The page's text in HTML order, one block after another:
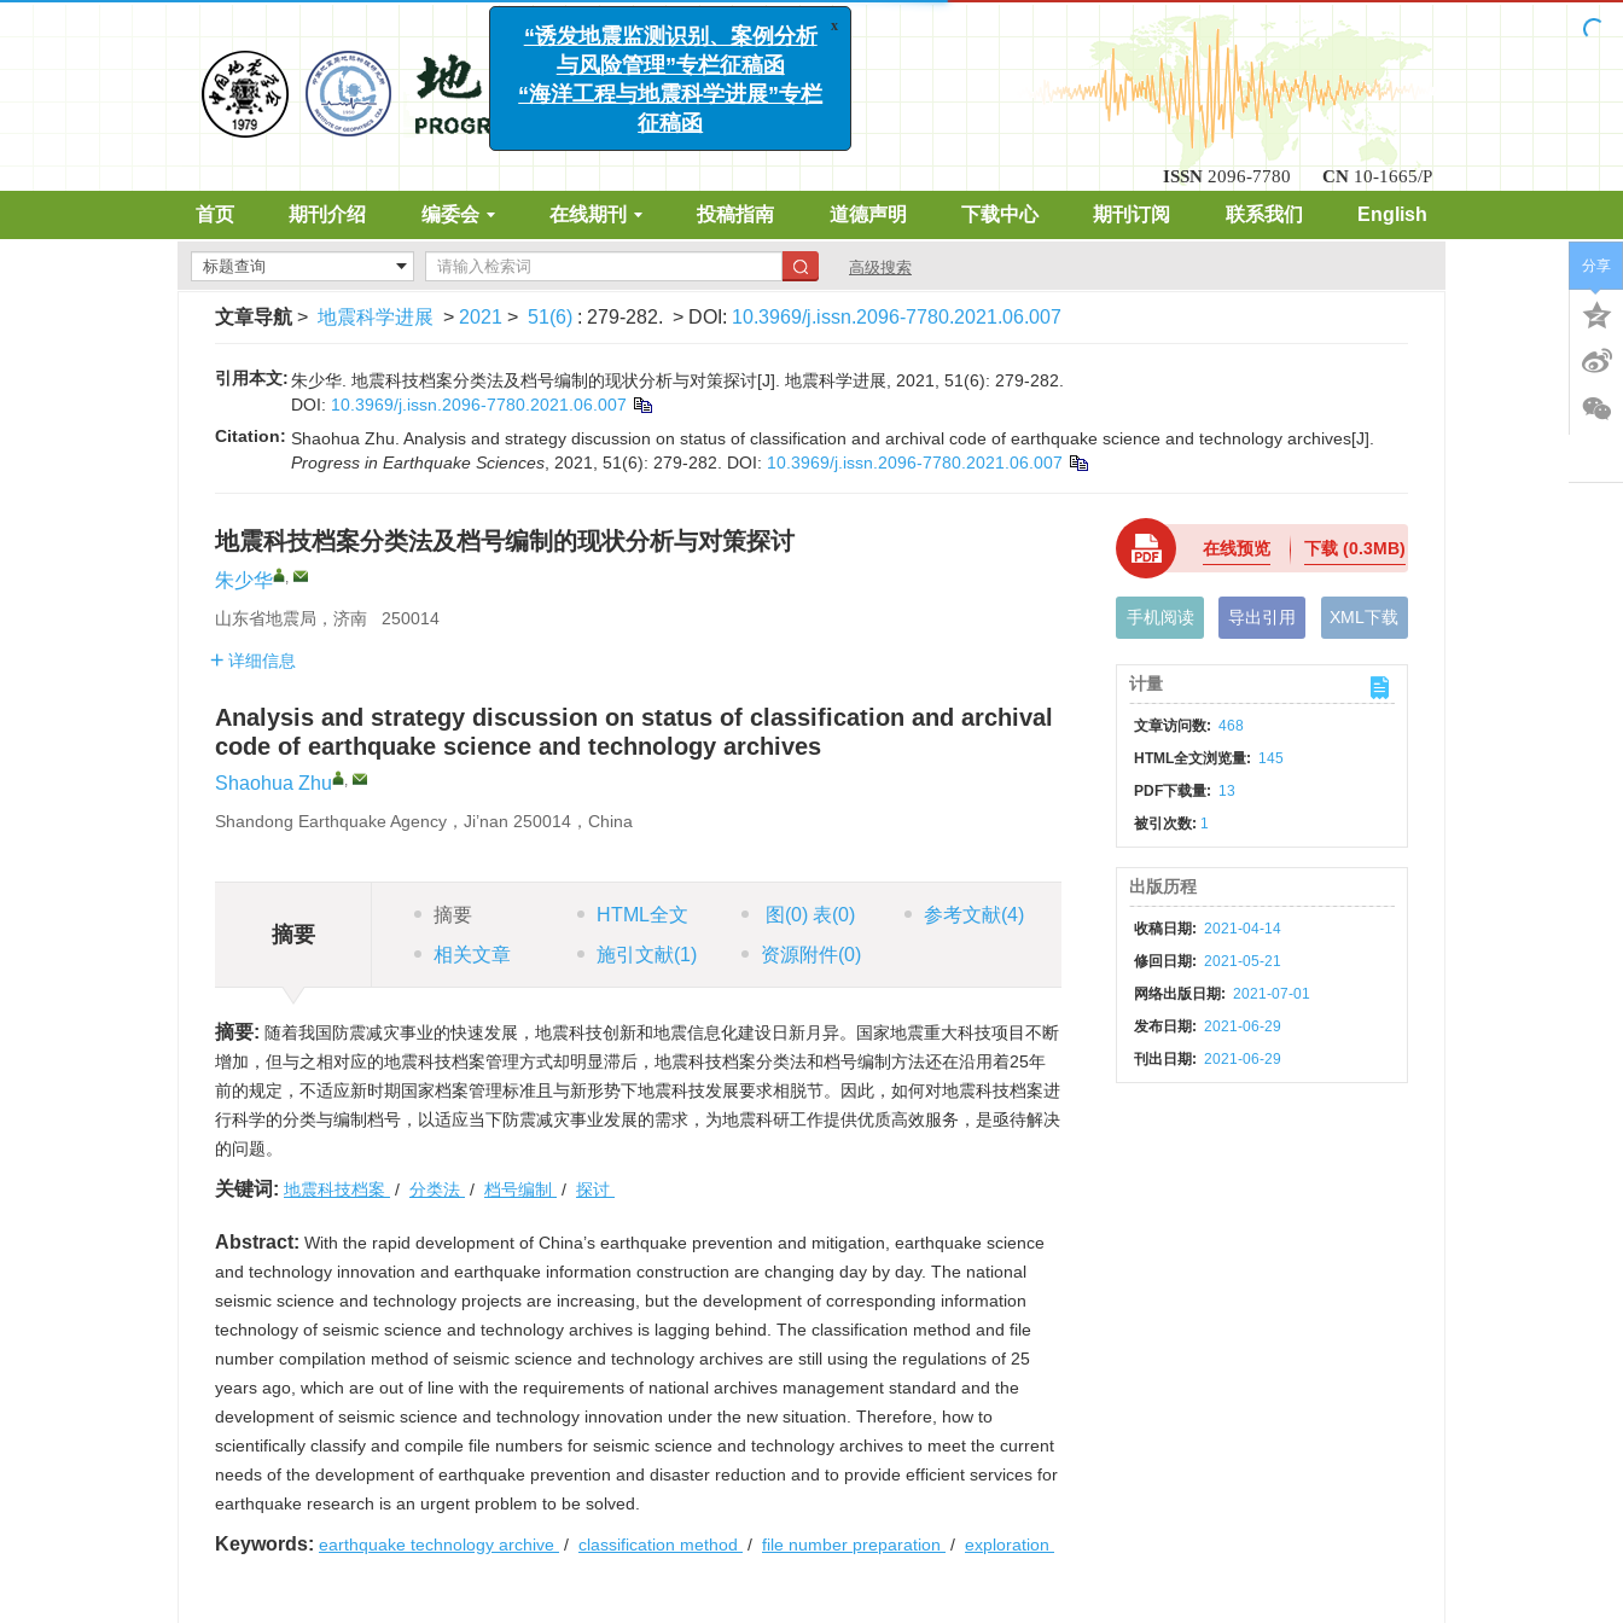
ISSN 2096-7780 CN 10-1665/P
首页 期刊介绍 编委会 在线期刊 投稿指南 道德声明 下载中心 期刊订阅 联系我们 English
高级搜索
文章导航 > 地震科学进展 > 2021 > 51(6) : 279-282. > DOI: 10.3969/j.issn.2096-7780.2021.06.007
引用本文:朱少华. 地震科技档案分类法及档号编制的现状分析与对策探讨[J]. 地震科学进展, 2021, 51(6): 279-282.
DOI: 10.3969/j.issn.2096-7780.2021.06.007
Citation: Shaohua Zhu. Analysis and strategy discussion on status of classification and archival code of earthquake science and technology archives[J].
Progress in Earthquake Sciences , 2021, 51(6): 279-282. DOI: 10.3969/j.issn.2096-7780.2021.06.007
地震科技档案分类法及档号编制的现状分析与对策探讨
朱少华 ,
山东省地震局，济南 250014
详细信息
Analysis and strategy discussion on status of classification and archival
code of earthquake science and technology archives
Shaohua Zhu ,
Shandong Earthquake Agency，Ji’nan 250014，China
摘要
摘要 HTML全文 图 (0)表(0) 参考文献(4)
相关文章
施引文献(1) 资源附件(0)
摘要: 随着我国防震减灾事业的快速发展，地震科技创新和地震信息化建设日新月异。国家地震重大科技项目不断
增加，但与之相对应的地震科技档案管理方式却明显滞后，地震科技档案分类法和档号编制方法还在沿用着25年
前的规定，不适应新时期国家档案管理标准且与新形势下地震科技发展要求相脱节。因此，如何对地震科技档案进
行科学的分类与编制档号，以适应当下防震减灾事业发展的需求，为地震科研工作提供优质高效服务，是亟待解决
的问题。
关键词: 地震科技档案 / 分类法 / 档号编制 / 探讨
Abstract: With the rapid development of China’s earthquake prevention and mitigation, earthquake science
and technology innovation and earthquake information construction are changing day by day. The national
seismic science and technology projects are increasing, but the development of corresponding information
technology of seismic science and technology archives is lagging behind. The classification method and file
number compilation method of seismic science and technology archives are still using the regulations of 25
years ago, which are out of line with the requirements of national archives management standard and the
development of seismic science and technology innovation under the new situation. Therefore, how to
scientifically classify and compile file numbers for seismic science and technology archives to meet the current
needs of the development of earthquake prevention and disaster reduction and to provide efficient services for
earthquake research is an urgent problem to be solved.
Keywords: earthquake technology archive / classification method / file number preparation / exploration
在线预览 下载(0.3MB)
手机阅读 导出引用 XML下载
计量
文章访问数: 468
HTML全文浏览量: 145
PDF下载量: 13
被引次数: 1
出版历程
收稿日期: 2021-04-14
修回日期: 2021-05-21
网络出版日期: 2021-07-01
发布日期: 2021-06-29
刊出日期: 2021-06-29
分享
x
“诱发地震监测识别、案例分析
与风险管理”专栏征稿函
“海洋工程与地震科学进展”专栏
征稿函